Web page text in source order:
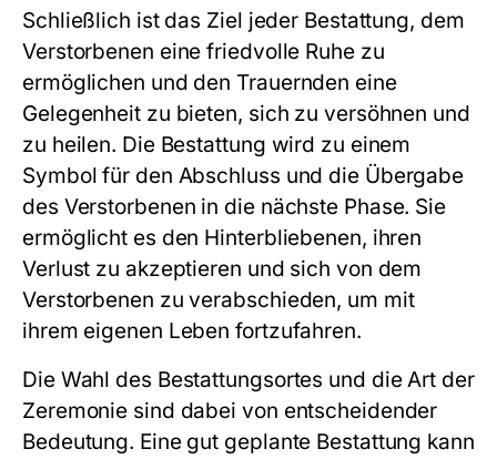
Schließlich ist das Ziel jeder Bestattung, dem
Verstorbenen eine friedvolle Ruhe zu
ermöglichen und den Trauernden eine
Gelegenheit zu bieten, sich zu versöhnen und
zu heilen. Die Bestattung wird zu einem
Symbol für den Abschluss und die Übergabe
des Verstorbenen in die nächste Phase. Sie
ermöglicht es den Hinterbliebenen, ihren
Verlust zu akzeptieren und sich von dem
Verstorbenen zu verabschieden, um mit
ihrem eigenen Leben fortzufahren.
Die Wahl des Bestattungsortes und die Art der
Zeremonie sind dabei von entscheidender
Bedeutung. Eine gut geplante Bestattung kann